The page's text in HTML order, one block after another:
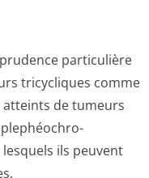
prudence particulière
tricycliques comme
de tumeurs
ils peuvent